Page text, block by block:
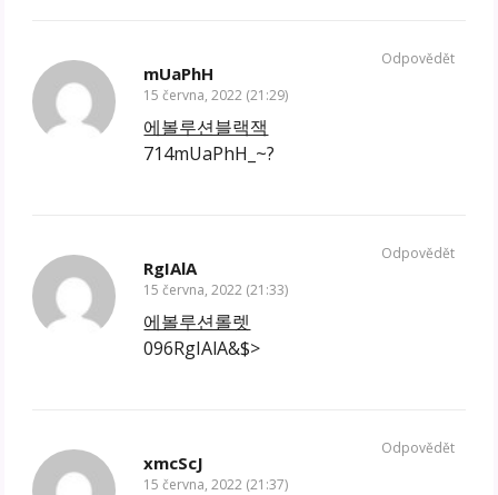
mUaPhH
15 června, 2022 (21:29)
에볼루션블랙잭
714mUaPhH_~?
Odpovědět
RgIAlA
15 června, 2022 (21:33)
에볼루션롤렛
096RgIAlA&$>
Odpovědět
xmcScJ
15 června, 2022 (21:37)
Odpovědět